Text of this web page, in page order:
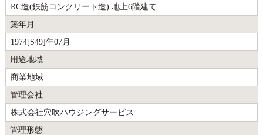
RC造(鉄筋コンクリート造) 地上6階建て
築年月
1974[S49]年07月
用途地域
商業地域
管理会社
株式会社穴吹ハウジングサービス
管理形態